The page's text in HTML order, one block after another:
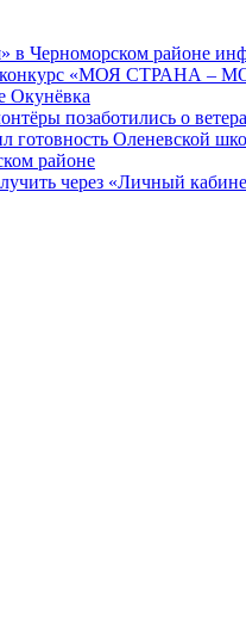
в Черноморском районе
конкурс «МОЯ СТРАНА –
Окунёвка
позаботились о
готовность Оленевской
районе
через «Личный